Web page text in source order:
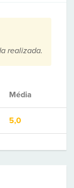
realizada.
Média
5,0